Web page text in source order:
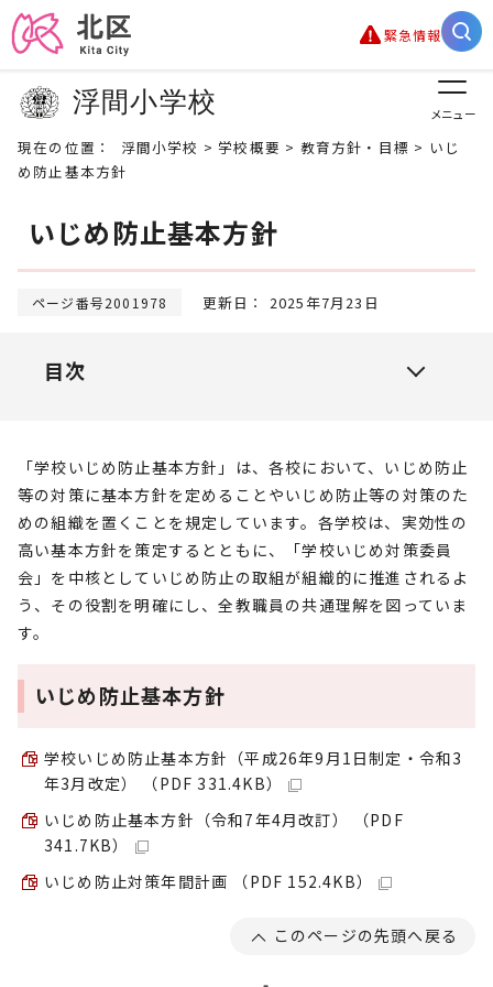
緊急情報
浮間小学校 メニュー
現在の位置： 浮間小学校 > 学校概要 > 教育方針・目標 > いじ
め防止基本方針
いじめ防止基本方針
ページ番号2001978 更新日： 2025年7月23日
目次
「学校いじめ防止基本方針」は、各校において、いじめ防止
等の対策に基本方針を定めることやいじめ防止等の対策のた
めの組織を置くことを規定しています。各学校は、実効性の
高い基本方針を策定するとともに、「学校いじめ対策委員
会」を中核としていじめ防止の取組が組織的に推進されるよ
う、その役割を明確にし、全教職員の共通理解を図っていま
す。
いじめ防止基本方針
学校いじめ防止基本方針（平成26年9月1日制定・令和3
年3月改定） （PDF 331.4KB）
いじめ防止基本方針（令和7年4月改訂） （PDF
341.7KB）
いじめ防止対策年間計画 （PDF 152.4KB）
このページの先頭へ戻る